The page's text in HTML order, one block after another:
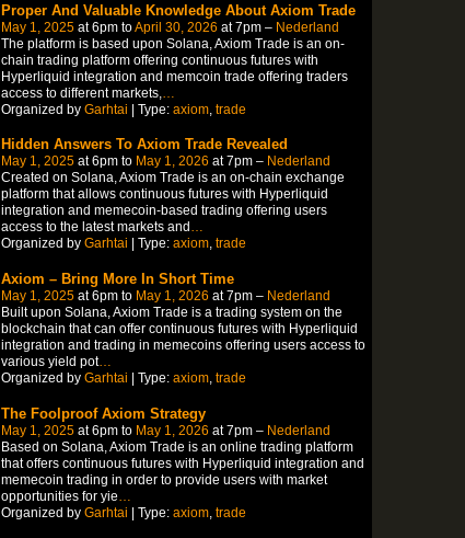
Proper And Valuable Knowledge About Axiom Trade
May 1, 2025at 6pm toApril 30, 2026 at 7pm – Nederland
The platform is based upon Solana, Axiom Trade is an on-
chain trading platform offering continuous futures with
Hyperliquid integration and memcoin trade offering traders
access to different markets,
Organized by Garhtai | Type: axiom, trade
Hidden Answers To Axiom Trade Revealed
May 1, 2025at 6pm to May 1, 2026 at 7pm – Nederland
Created on Solana, Axiom Trade is an on-chain exchange
platform that allows continuous futures with Hyperliquid
integration and memecoin-based trading offering users
access to the latest markets and …
Organized by Garhtai | Type: axiom, trade
Axiom – Bring More In Short Time
May 1, 2025at 6pm to May 1, 2026 at 7pm – Nederland
Built upon Solana, Axiom Trade is a trading system on the
blockchain that can offer continuous futures with Hyperliquid
integration and trading in memecoins offering users access to
various yield pot…
Organized by Garhtai | Type: axiom, trade
The Foolproof Axiom Strategy
May 1, 2025at 6pm to May 1, 2026 at 7pm – Nederland
Based on Solana, Axiom Trade is an online trading platform
that offers continuous futures with Hyperliquid integration and
memecoin trading in order to provide users with market
opportunities for yie…
Organized by Garhtai | Type: axiom, trade